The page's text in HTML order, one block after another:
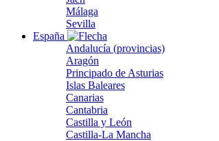
Málaga
Sevilla
España
Andalucía (provincias)
Aragón
Principado de Asturias
Islas Baleares
Canarias
Cantabria
Castilla y León
Castilla-La Mancha